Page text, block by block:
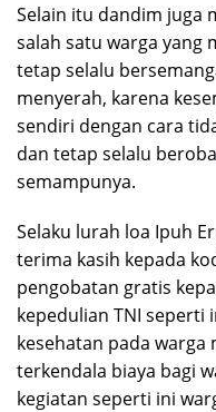
Selain itu dandim juga
salah satu warga yang
tetap selalu
menyerah, karena
sendiri dengan cara
dan tetap selalu
semampunya.
Selaku lurah loa Ipuh
terima kasih kepada
pengobatan gratis
kepedulian TNI seperti
kesehatan pada warga
terkendala biaya bagi
kegiatan seperti ini